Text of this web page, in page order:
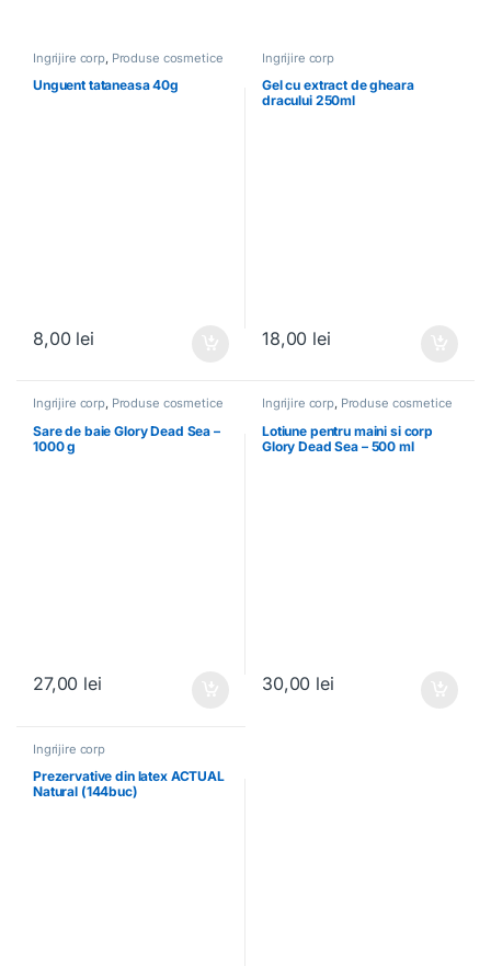
Ingrijire corp, Produse cosmetice
Unguent tataneasa 40g
8,00 lei
Ingrijire corp
Gel cu extract de gheara
dracului 250ml
18,00 lei
Ingrijire corp, Produse cosmetice
Sare de baie Glory Dead Sea –
1000 g
27,00 lei
Ingrijire corp, Produse cosmetice
Lotiune pentru maini si corp
Glory Dead Sea – 500 ml
30,00 lei
Ingrijire corp
Prezervative din latex ACTUAL
Natural (144buc)